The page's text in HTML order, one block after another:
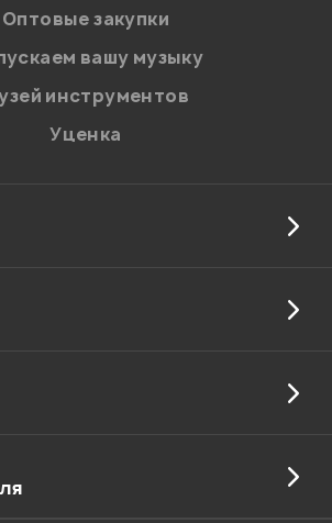
число:
Оптовые закупки
вашу музыку
инструментов
Уценка